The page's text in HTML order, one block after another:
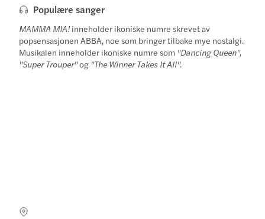
Populære sanger
MAMMA MIA!inneholder ikoniske numre skrevet av
popsensasjonen ABBA, noe som bringer tilbake mye nostalgi.
Musikalen inneholder ikoniske numre som "Dancing Queen",
"Super Trouper"og "The Winner Takes It All".